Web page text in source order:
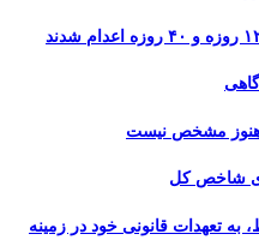
به تعهدات قانونی خود در زمینه